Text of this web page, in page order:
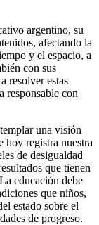
argentino, su
afectando la
y el espacio, a
con sus
resolver estas
responsable con
una visión
hoy registra nuestra
de desigualdad
que tienen
educación debe
que niños,
estado sobre el
de progreso.